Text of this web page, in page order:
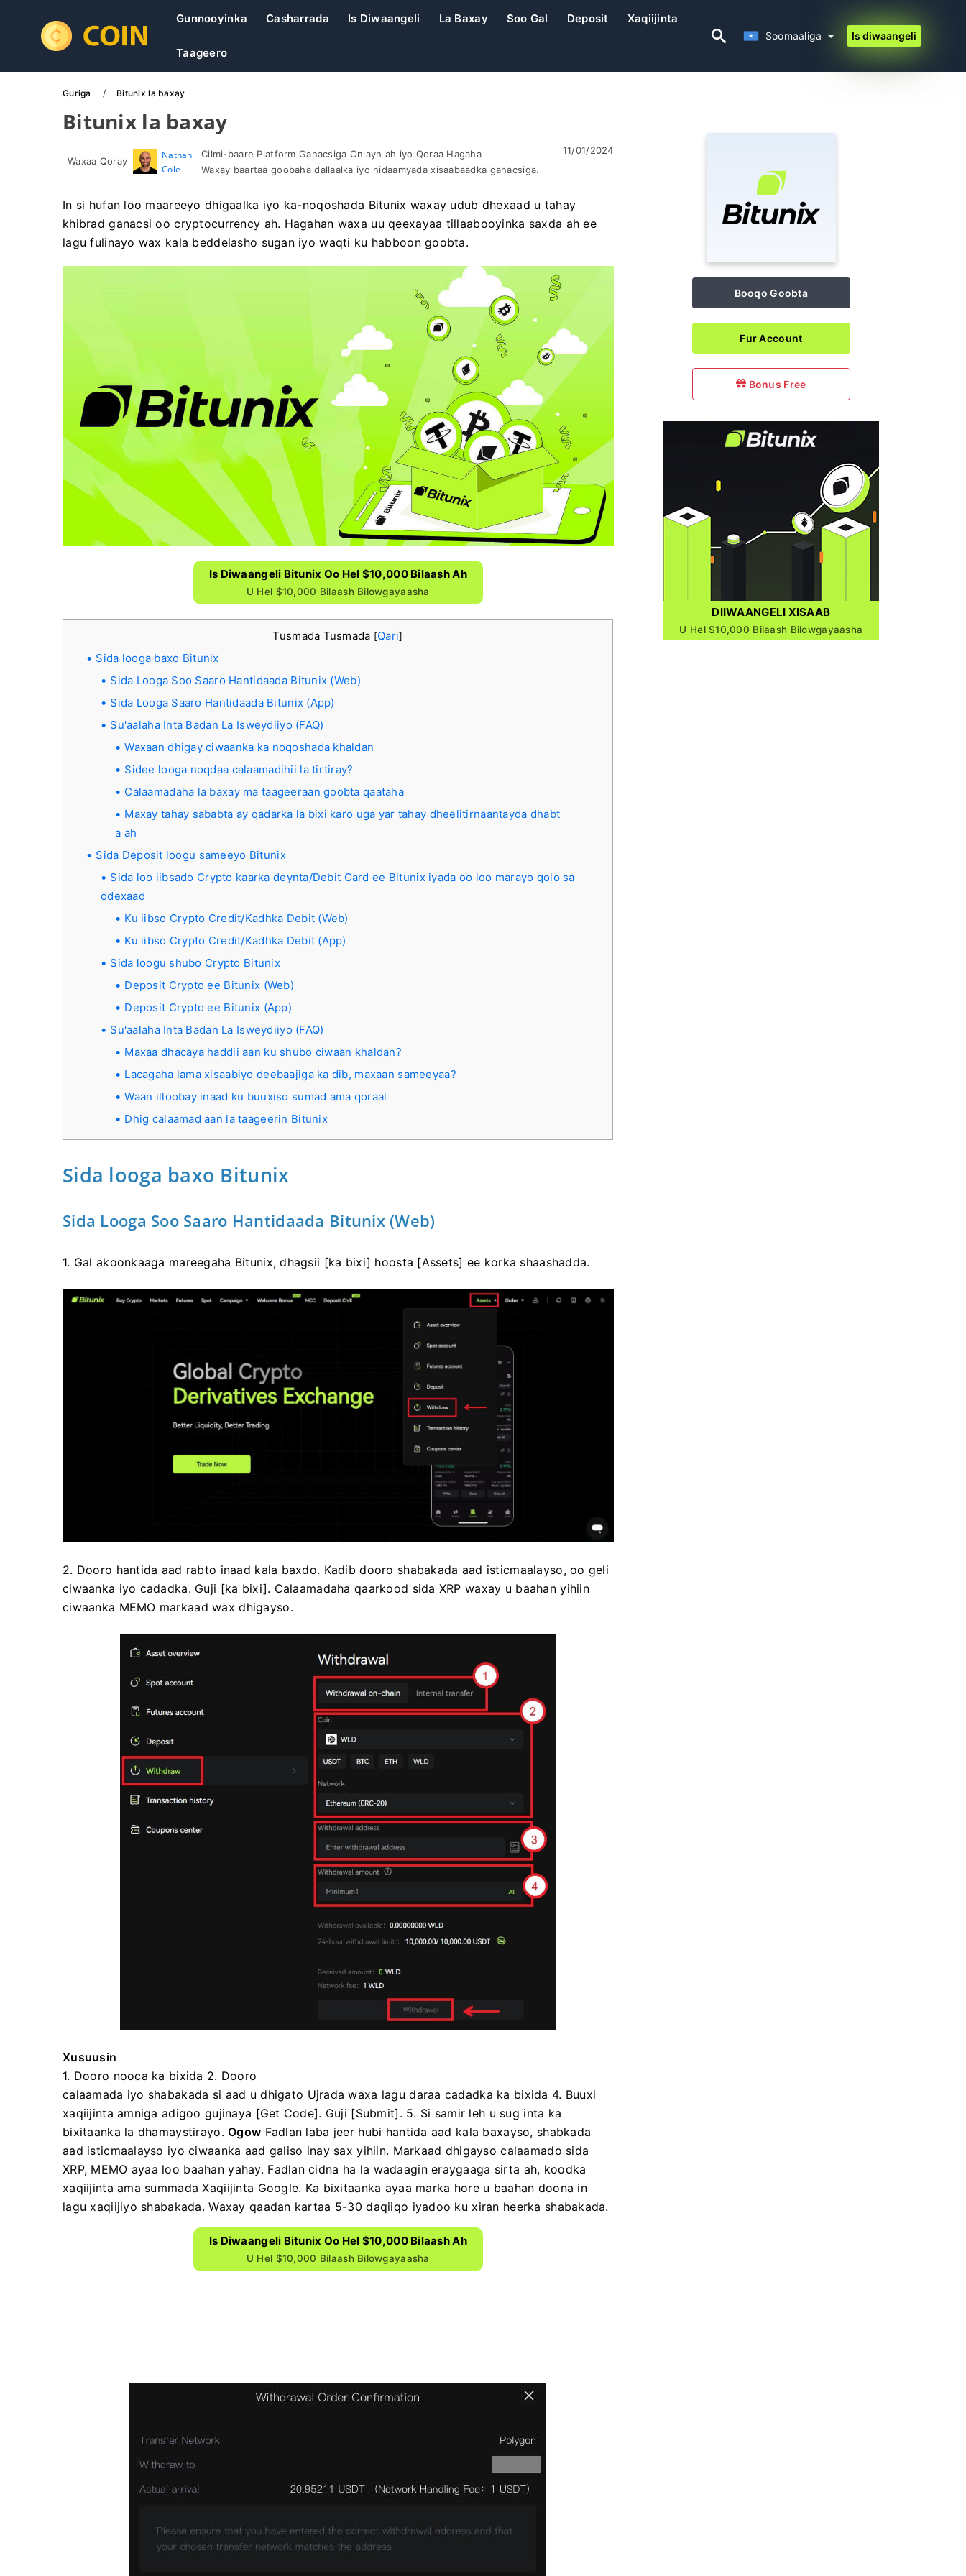
Gunnooyinka Casharrada Is Diwaangeli La Baxay Soo Gal Deposit Xaqiijinta
Taageero
Soomaaliga Is diwaangeli
Guriga Bitunix la baxay
Bitunix la baxay
Waxaa Qoray
Nathan
Cole
Cilmi-baare Platform Ganacsiga Onlayn ah iyo Qoraa Hagaha
Waxay baartaa goobaha dallaalka iyo nidaamyada xisaabaadka ganacsiga.
11/01/2024
In si hufan loo maareeyo dhigaalka iyo ka-noqoshada Bitunix waxay udub dhexaad u tahay
khibrad ganacsi oo cryptocurrency ah. Hagahan waxa uu qeexayaa tillaabooyinka saxda ah ee
lagu fulinayo wax kala beddelasho sugan iyo waqti ku habboon goobta.
Is Diwaangeli Bitunix Oo Hel $10,000 Bilaash Ah
U Hel $10,000 Bilaash Bilowgayaasha
Tusmada Tusmada [Qari]
Sida looga baxo Bitunix
Sida Looga Soo Saaro Hantidaada Bitunix (Web)
Sida Looga Saaro Hantidaada Bitunix (App)
Su'aalaha Inta Badan La Isweydiiyo (FAQ)
Waxaan dhigay ciwaanka ka noqoshada khaldan
Sidee looga noqdaa calaamadihii la tirtiray?
Calaamadaha la baxay ma taageeraan goobta qaataha
Maxay tahay sababta ay qadarka la bixi karo uga yar tahay dheelitirnaantayda dhabt
a ah
Sida Deposit loogu sameeyo Bitunix
Sida loo iibsado Crypto kaarka deynta/Debit Card ee Bitunix iyada oo loo marayo qolo sa
ddexaad
Ku iibso Crypto Credit/Kadhka Debit (Web)
Ku iibso Crypto Credit/Kadhka Debit (App)
Sida loogu shubo Crypto Bitunix
Deposit Crypto ee Bitunix (Web)
Deposit Crypto ee Bitunix (App)
Su'aalaha Inta Badan La Isweydiiyo (FAQ)
Maxaa dhacaya haddii aan ku shubo ciwaan khaldan?
Lacagaha lama xisaabiyo deebaajiga ka dib, maxaan sameeyaa?
Waan illoobay inaad ku buuxiso sumad ama qoraal
Dhig calaamad aan la taageerin Bitunix
Sida looga baxo Bitunix
Sida Looga Soo Saaro Hantidaada Bitunix (Web)
1. Gal akoonkaaga mareegaha Bitunix, dhagsii [ka bixi] hoosta [Assets] ee korka shaashadda.
2. Dooro hantida aad rabto inaad kala baxdo. Kadib dooro shabakada aad isticmaalayso, oo geli
ciwaanka iyo cadadka. Guji [ka bixi]. Calaamadaha qaarkood sida XRP waxay u baahan yihiin
ciwaanka MEMO markaad wax dhigayso.
Xusuusin
1. Dooro nooca ka bixida 2. Dooro
calaamada iyo shabakada si aad u dhigato Ujrada waxa lagu daraa cadadka ka bixida 4. Buuxi
xaqiijinta amniga adigoo gujinaya [Get Code]. Guji [Submit]. 5. Si samir leh u sug inta ka
bixitaanka la dhamaystirayo.Ogow Fadlan laba jeer hubi hantida aad kala baxayso, shabkada
aad isticmaalayso iyo ciwaanka aad galiso inay sax yihiin. Markaad dhigayso calaamado sida
XRP, MEMO ayaa loo baahan yahay. Fadlan cidna ha la wadaagin eraygaaga sirta ah, koodka
xaqiijinta ama summada Xaqiijinta Google. Ka bixitaanka ayaa marka hore u baahan doona in
lagu xaqiijiyo shabakada.Waxay qaadan kartaa 5-30 daqiiqo iyadoo ku xiran heerka shabakada.
Is Diwaangeli Bitunix Oo Hel $10,000 Bilaash Ah
U Hel $10,000 Bilaash Bilowgayaasha
Booqo Goobta
Fur Account
Bonus Free
DIIWAANGELI XISAAB
U Hel $10,000 Bilaash Bilowgayaasha